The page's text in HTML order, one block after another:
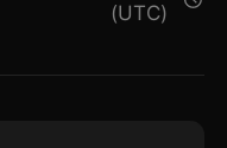
(UTC)